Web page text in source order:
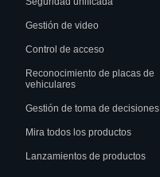
Gestión de video
Control de acceso
Reconocimiento de placas de
vehiculares
Gestión de toma de decisiones
Mira todos los productos
Lanzamientos de productos